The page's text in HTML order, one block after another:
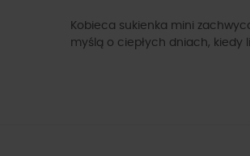
Kobieca sukienka mini
myślą o ciepłych dniach, kiedy